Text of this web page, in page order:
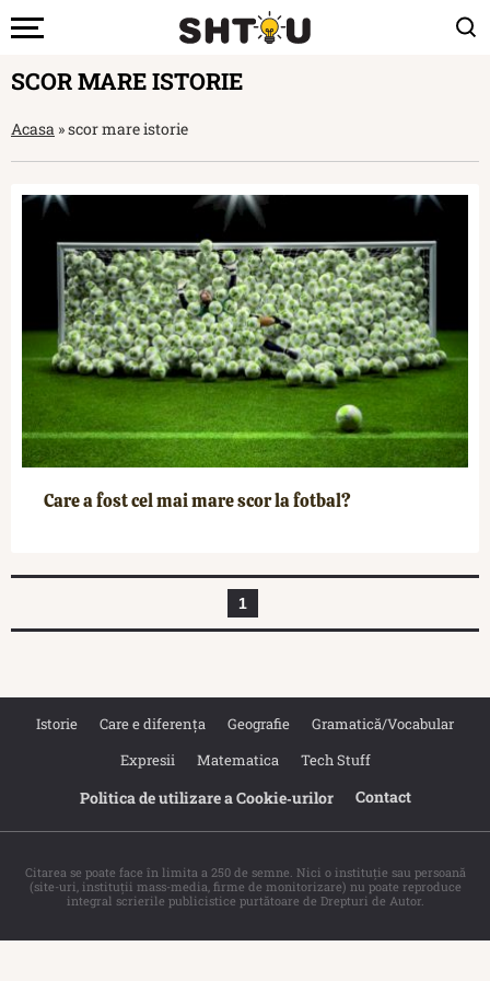
SCOR MARE ISTORIE
Acasa »scor mare istorie
Care a fost cel mai mare scor la fotbal?
1
Istorie Care e diferența Geografie
Gramatică/Vocabular
Expresii
Matematica Tech Stuff
Politica de utilizare a Cookie‐urilor Contact
Citarea se poate face în limita a 250 de semne. Nici o instituţie sau persoană
(site-uri, instituţii mass-media, firme de monitorizare) nu poate reproduce
integral scrierile publicistice purtătoare de Drepturi de Autor.